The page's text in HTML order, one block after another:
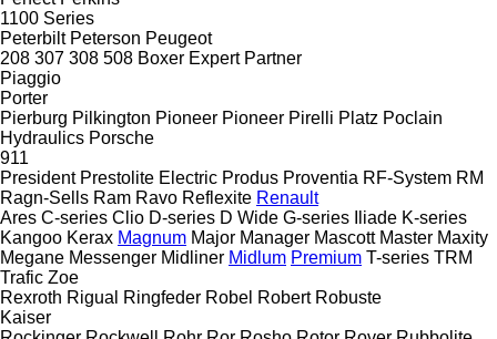
1100 Series
Peterbilt Peterson Peugeot
208 307 308 508 Boxer Expert Partner
Piaggio
Porter
Pierburg Pilkington Pioneer Pioneer Pirelli Platz Poclain
Hydraulics Porsche
911
President Prestolite Electric Produs Proventia RF-System RM
Ragn-Sells Ram Ravo Reflexite Renault
Ares C-series Clio D-series D Wide G-series Iliade K-series
Kangoo Kerax Magnum Major Manager Mascott Master Maxity
Megane Messenger Midliner Midlum Premium T-series TRM
Trafic Zoe
Rexroth Rigual Ringfeder Robel Robert Robuste
Kaiser